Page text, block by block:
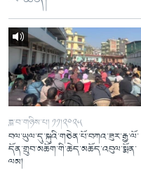
ཟླ་བ་གཉིས་པ། ༡༡།༢༠༢༥
བལ་ཡུལ་དུ་སྐུའི་གཅེན་པོ་བཀའ་ཟུར་རྒྱ་ལོ་
དོན་གྲུབ་མཆོག་གི་ཆེད་མཆོད་འབུལ་སྨོན་
ལམ།